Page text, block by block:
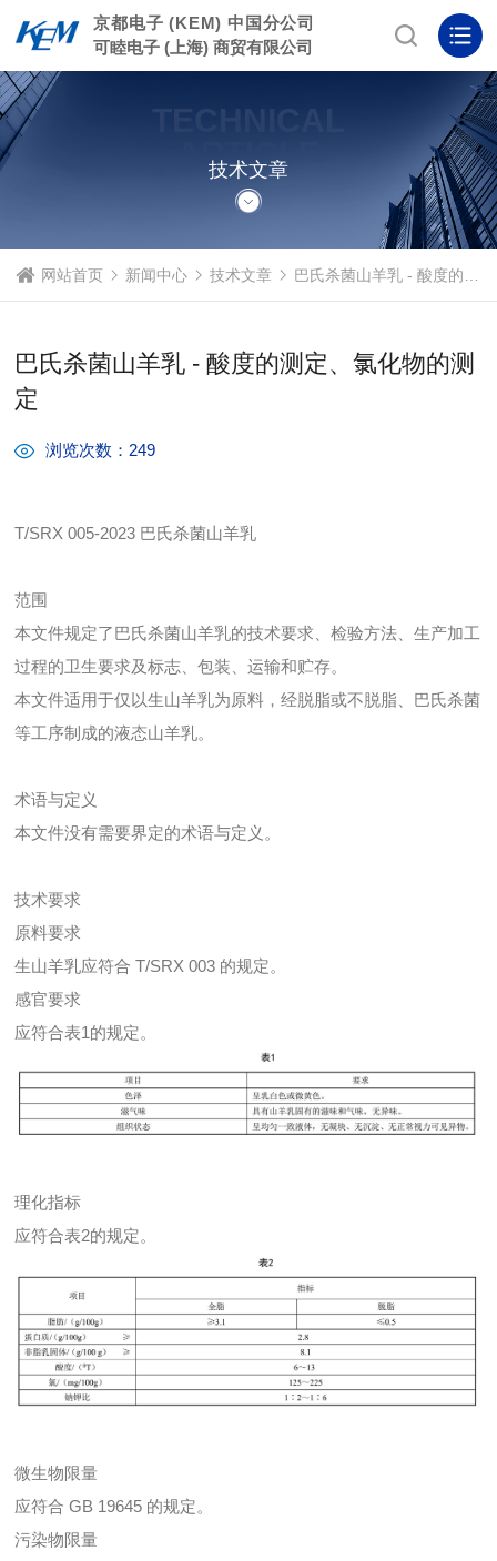
京都电子 (KEM) 中国分公司
可睦电子 (上海) 商贸有限公司
ARTICLE
技术文章
网站首页 新闻中心 技术文章 巴氏杀菌山羊乳 - 酸度的测定、氯化物的测定
巴氏杀菌山羊乳 - 酸度的测定、氯化物的测
定
浏览次数：249
T/SRX 005-2023 巴氏杀菌山羊乳
范围
本文件规定了巴氏杀菌山羊乳的技术要求、检验方法、生产加工
过程的卫生要求及标志、包装、运输和贮存。
本文件适用于仅以生山羊乳为原料，经脱脂或不脱脂、巴氏杀菌
等工序制成的液态山羊乳。
术语与定义
本文件没有需要界定的术语与定义。
技术要求
原料要求
生山羊乳应符合 T/SRX 003 的规定。
感官要求
应符合表1的规定。
理化指标
应符合表2的规定。
微生物限量
应符合 GB 19645 的规定。
污染物限量